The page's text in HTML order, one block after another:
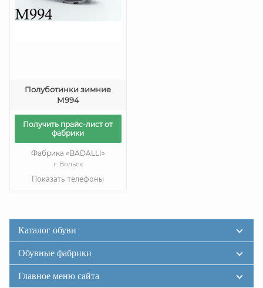
Полуботинки зимние
М994
Получить прайс-лист от
фабрики
Фабрика «BADALLI»
г. Вольск
Показать телефоны
Каталог обуви
Обувные фабрики
Главное меню сайта